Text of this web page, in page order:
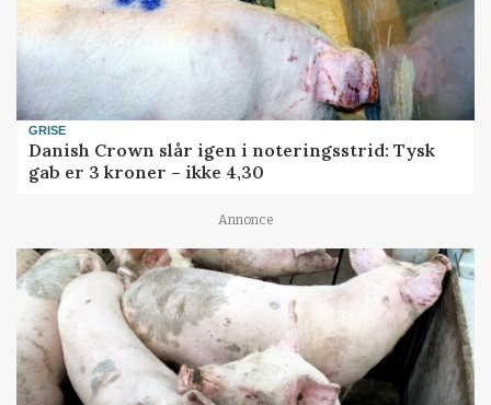
GRISE
Danish Crown slår igen i noteringsstrid: Tysk
gab er 3 kroner – ikke 4,30
Annonce